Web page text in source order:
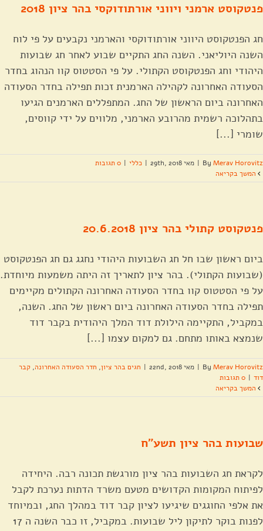
פנטקוסט ארמני ויווני אורתודוקסי בהר ציון 2018
חג הפנטקוסט היווני אורתודוקסי והארמני נקבעים על פי לוח
השנה היוליאני. השנה החג התקיים שבוע לאחר חג שבועות
היהודי וחג הפנטקוסט הקתולי. על פי הסטטוס קוו הנהוג בחדר
הסעודה האחרונה לקהילה הארמנית זכות תפילה בחדר הסעודה
האחרונה ביום הראשון של החג. המתפללים הארמנים הגיעו
בתהלוכה רשמית מהרובע הארמני, מלווים על ידי קווסים,
שומרי [...]
By Merav Horovitz
| מאי 29th, 2018 | כללי | 0 תגובות
המשך בקריאה
פנטקוסט קתולי בהר ציון 20.6.2018
ביום ראשון שבו חל חג השבועות היהודי נחגג גם חג הפנטקוסט
(שבועות הקתולי). בהר ציון לתאריך זה היתה משמעות מיוחדת.
על פי הסטטוס קוו בחדר הסעודה האחרונה הקתולים מקיימים
תפילה בחדר הסעודה האחרונה ביום ראשון של החג. השנה,
במקביל, התקיימה הילולת דוד המלך היהודית בקבר דוד
שנמצא באותו מתחם. גם למקום עצמו [...]
By Merav Horovitz
| מאי 22nd, 2018 | חגים בהר ציון, חדר הסעודה האחרונה, קבר
דוד | 0 תגובות
המשך בקריאה
שבועות בהר ציון תשע"ח
לקראת חג השבועות בהר ציון מורגשת תכונה רבה. היחידה
לפיתוח המקומות הקדושים מטעם משרד הדתות נערכת לקבל
את אלפי החוגגים שיגיעו לציון קבר דוד במהלך החג, ובמיוחד
לפנות בוקר לתיקון ליל שבועות. במקביל, זו כבר השנה ה 17